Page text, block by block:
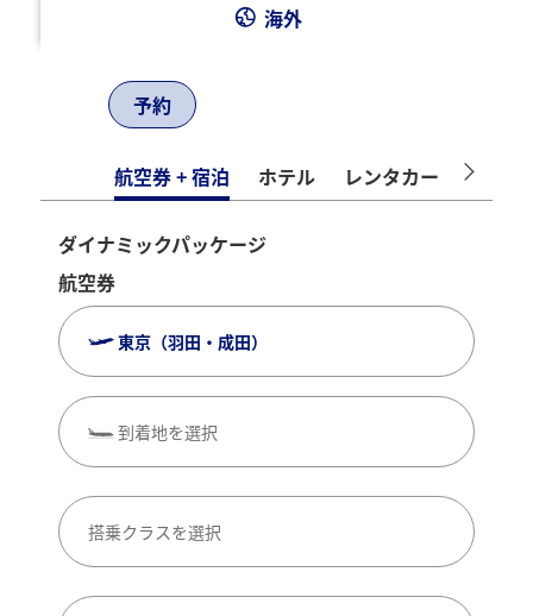
海外
予約
航空券 + 宿泊 ホテル レンタカー アクテ
ダイナミックパッケージ
航空券
東京（羽田・成田）
到着地を選択
搭乗クラスを選択